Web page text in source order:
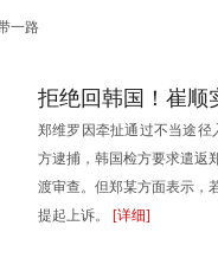
一路
拒绝回韩国！崔顺
郑维罗因牵扯通过不当途径
方逮捕，韩国检方要求遣返
渡审查。但郑某方面表示，
提起上诉。 [详细]
产能合作
西班牙旅
澳洲毕